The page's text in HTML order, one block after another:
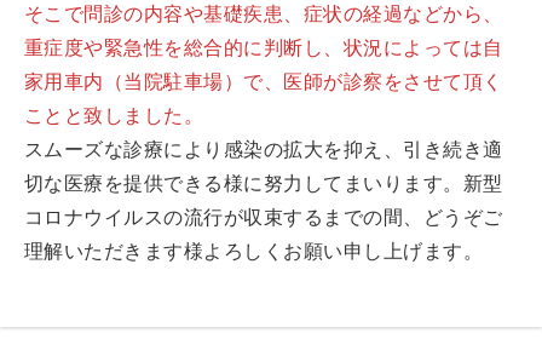
そこで問診の内容や基礎疾患、症状の経過などから、
重症度や緊急性を総合的に判断し、状況によっては自
家用車内（当院駐車場）で、医師が診察をさせて頂く
ことと致しました。
スムーズな診療により感染の拡大を抑え、引き続き適
切な医療を提供できる様に努力してまいります。新型
コロナウイルスの流行が収束するまでの間、どうぞご
理解いただきます様よろしくお願い申し上げます。